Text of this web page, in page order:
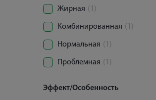
Жирная (1)
Комбинированная (1)
Нормальная (1)
Проблемная (1)
Эффект/Особенность